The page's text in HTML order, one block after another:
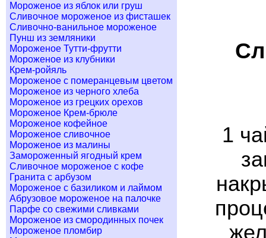
Мороженое из яблок или груш
Сливочное мороженое из фисташек
Сливочно-ванильное мороженое
Пунш из земляники
Мороженое Тутти-фрутти
Мороженое из клубники
Крем-ройяль
Мороженое с померанцевым цветом
Мороженое из черного хлеба
Мороженое из грецких орехов
Мороженое Крем-брюле
Мороженое кофейное
Мороженое сливочное
Мороженое из малины
Замороженный ягодный крем
Сливочное мороженое с кофе
Гранита с арбузом
Мороженое с базиликом и лаймом
Абрузовое мороженое на палочке
Парфе со свежими сливками
Мороженое из смородинных почек
Мороженое пломбир
1